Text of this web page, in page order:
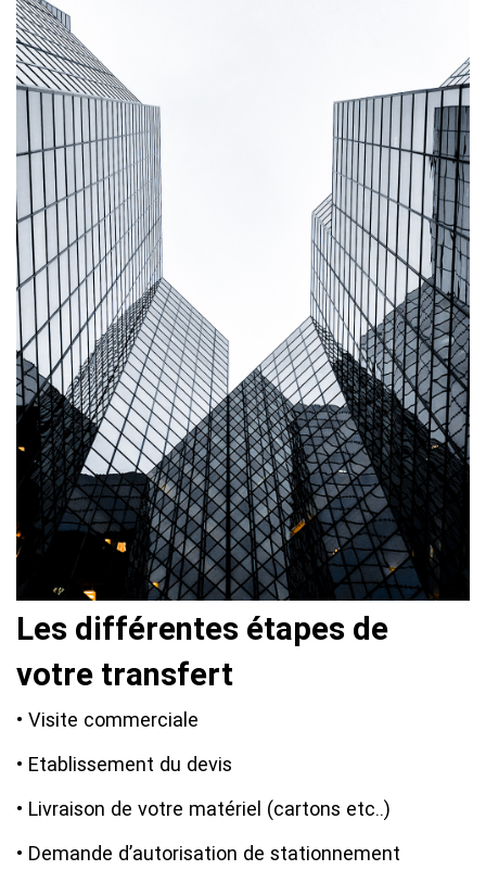
Les différentes étapes de
votre transfert
• Visite commerciale
• Etablissement du devis
• Livraison de votre matériel (cartons etc..)
• Demande d’autorisation de stationnement